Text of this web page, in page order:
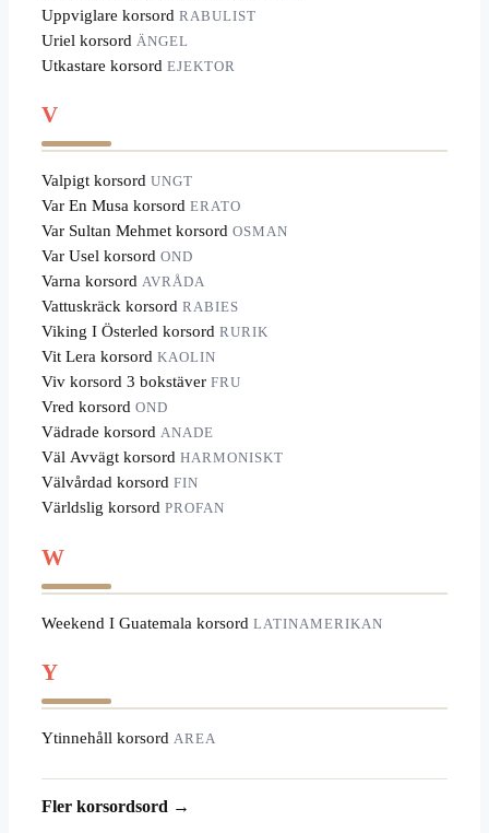
Uppviglare korsord RABULIST
Uriel korsord ÄNGEL
Utkastare korsord EJEKTOR
V
Valpigt korsord UNGT
Var En Musa korsord ERATO
Var Sultan Mehmet korsord OSMAN
Var Usel korsord OND
Varna korsord AVRÅDA
Vattuskräck korsord RABIES
Viking I Österled korsord RURIK
Vit Lera korsord KAOLIN
Viv korsord 3 bokstäver FRU
Vred korsord OND
Vädrade korsord ANADE
Väl Avvägt korsord HARMONISKT
Välvårdad korsord FIN
Världslig korsord PROFAN
W
Weekend I Guatemala korsord LATINAMERIKAN
Y
Ytinnehåll korsord AREA
Fler korsordsord →